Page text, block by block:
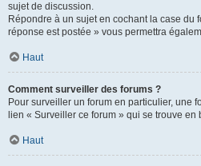
sujet de discussion.
Répondre à un sujet en cochant la case du
réponse est postée » vous permettra
Haut
Comment surveiller des forums ?
Pour surveiller un forum en particulier, une
lien « Surveiller ce forum » qui se trouve en
Haut